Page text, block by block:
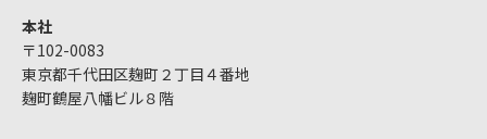
本社
〒102-0083
東京都千代田区麹町２丁目４番地
麹町鶴屋八幡ビル８階